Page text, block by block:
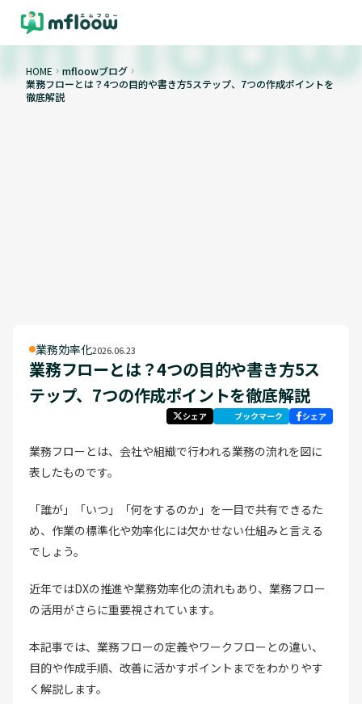
HOME keyboard_arrow_right mfloowブログ keyboard_arrow_right
業務フローとは？4つの目的や書き方5ステップ、7つの作成ポイントを
徹底解説
業務効率化2026.06.23
業務フローとは？4つの目的や書き方5ス
テップ、7つの作成ポイントを徹底解説
シェア ブックマーク シェア
業務フローとは、会社や組織で行われる業務の流れを図に
表したものです。
「誰が」「いつ」「何をするのか」を一目で共有できるた
め、作業の標準化や効率化には欠かせない仕組みと言える
でしょう。
近年ではDXの推進や業務効率化の流れもあり、業務フロー
の活用がさらに重要視されています。
本記事では、業務フローの定義やワークフローとの違い、
目的や作成手順、改善に活かすポイントまでをわかりやす
く解説します。